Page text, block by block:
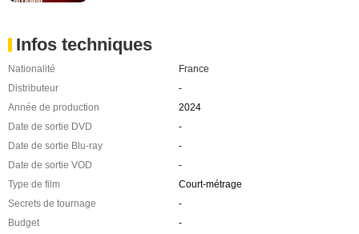
Infos techniques
Nationalité
France
Distributeur
-
Année de production
2024
Date de sortie DVD
-
Date de sortie Blu-ray
-
Date de sortie VOD
-
Type de film
Court-métrage
Secrets de tournage
-
Budget
-